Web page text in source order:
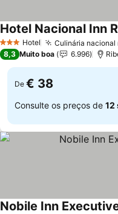
3 EstrelasHotel Culinária nacional
Hotel Nacional Inn
8,3 Muito boa 6.996
De € 38
Consulte os preços de 12
Nobile Inn